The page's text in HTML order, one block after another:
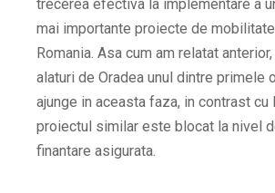
trecerea efectiva la implementare a
mai importante proiecte de
Romania. Asa cum am relatat
alaturi de Oradea unul dintre primele
ajunge in aceasta faza, in contrast cu
proiectul similar este blocat la nivel
finantare asigurata.